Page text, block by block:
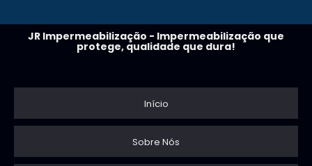
JR Impermeabilização - Impermeabilização que
protege, qualidade que dura!
Início
Sobre Nós